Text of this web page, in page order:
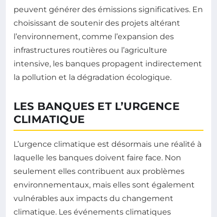
peuvent générer des émissions significatives. En
choisissant de soutenir des projets altérant
l’environnement, comme l’expansion des
infrastructures routières ou l’agriculture
intensive, les banques propagent indirectement
la pollution et la dégradation écologique.
LES BANQUES ET L’URGENCE
CLIMATIQUE
L’urgence climatique est désormais une réalité à
laquelle les banques doivent faire face. Non
seulement elles contribuent aux problèmes
environnementaux, mais elles sont également
vulnérables aux impacts du changement
climatique. Les événements climatiques